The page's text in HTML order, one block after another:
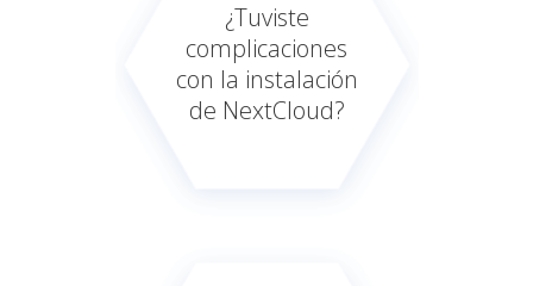
¿Tuviste
complicaciones
con la instalación
de NextCloud?